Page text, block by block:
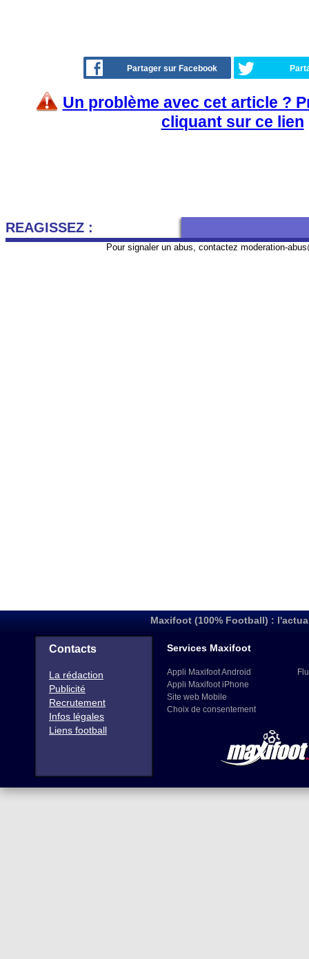
Partager sur Facebook
Un problème avec cet article ?
cliquant sur ce lien
REAGISSEZ :
Pour signaler un abus, contactez moderation-
Maxifoot (100% Football) :
Contacts
La rédaction
Publicité
Recrutement
Infos légales
Liens football
Services Maxifoot
Appli Maxifoot Android
Appli Maxifoot iPhone
Site web Mobile
Choix de consentement